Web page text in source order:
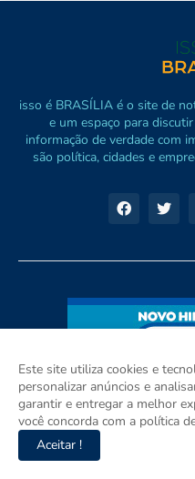
isso é BRASÍLIA é o site de
e um espaço para
informação de verdade com
são política, cidades e
Este site utiliza cookies e
personalizar anúncios e
garantir e entregar a melhor
você concorda com a política
Aceitar !